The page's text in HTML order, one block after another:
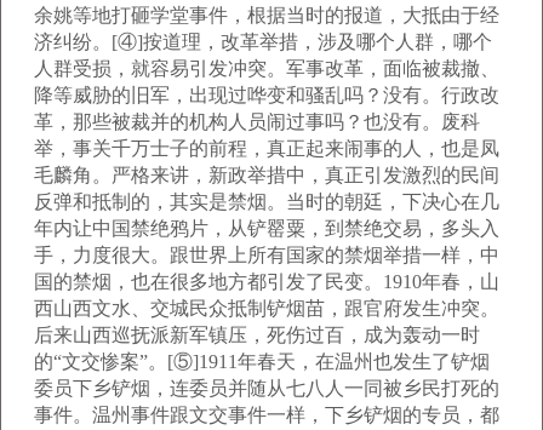
余姚等地打砸学堂事件，根据当时的报道，大抵由于经
济纠纷。[④]按道理，改革举措，涉及哪个人群，哪个
人群受损，就容易引发冲突。军事改革，面临被裁撤、
降等威胁的旧军，出现过哗变和骚乱吗？没有。行政改
革，那些被裁并的机构人员闹过事吗？也没有。废科
举，事关千万士子的前程，真正起来闹事的人，也是凤
毛麟角。严格来讲，新政举措中，真正引发激烈的民间
反弹和抵制的，其实是禁烟。当时的朝廷，下决心在几
年内让中国禁绝鸦片，从铲罂粟，到禁绝交易，多头入
手，力度很大。跟世界上所有国家的禁烟举措一样，中
国的禁烟，也在很多地方都引发了民变。1910年春，山
西山西文水、交城民众抵制铲烟苗，跟官府发生冲突。
后来山西巡抚派新军镇压，死伤过百，成为轰动一时
的“文交惨案”。[⑤]1911年春天，在温州也发生了铲烟
委员下乡铲烟，连委员并随从七八人一同被乡民打死的
事件。温州事件跟文交事件一样，下乡铲烟的专员，都